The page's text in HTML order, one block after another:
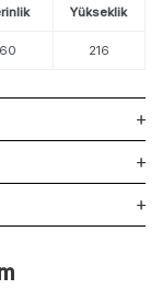
Yükseklik
60 216